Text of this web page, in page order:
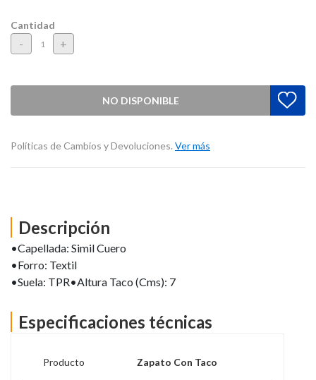
Cantidad
- +
NO DISPONIBLE
Políticas de Cambios y Devoluciones. Ver más
Descripción
•Capellada: Simil Cuero
•Forro: Textil
•Suela: TPR•Altura Taco (Cms): 7
Especificaciones técnicas
Producto Zapato Con Taco